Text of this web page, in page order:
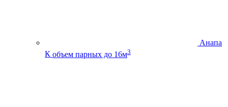
Анапа
К объем парных до 16м3